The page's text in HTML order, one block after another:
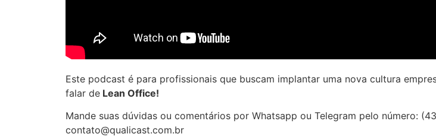
Este podcast é para profissionais que buscam implantar uma nova cultura
falar de Lean Office!
Mande suas dúvidas ou comentários por Whatsapp ou Telegram pelo número:
contato@qualicast.com.br